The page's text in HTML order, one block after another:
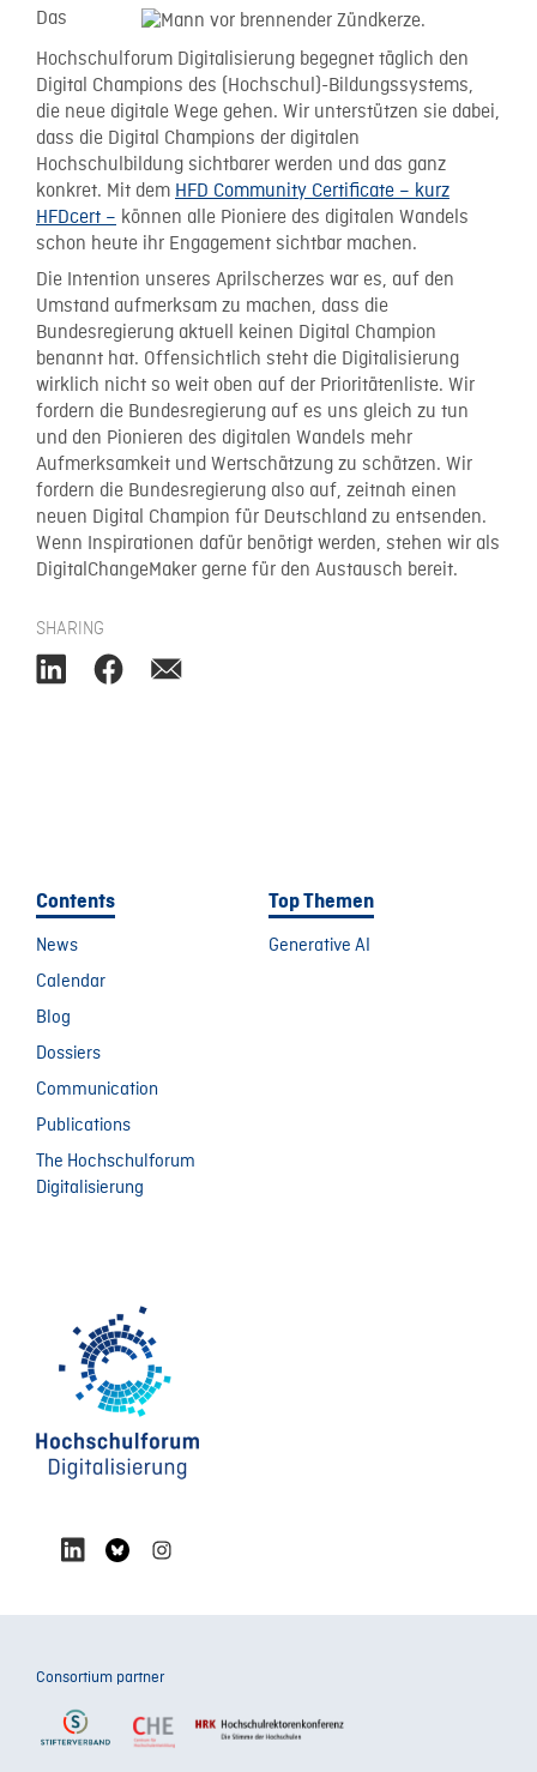
Das
Hochschulforum Digitalisierung begegnet täglich den
Digital Champions des (Hochschul)-Bildungssystems,
die neue digitale Wege gehen. Wir unterstützen sie dabei,
dass die Digital Champions der digitalen
Hochschulbildung sichtbarer werden und das ganz
konkret. Mit dem HFD Community Certificate – kurz
HFDcert – können alle Pioniere des digitalen Wandels
schon heute ihr Engagement sichtbar machen.
Die Intention unseres Aprilscherzes war es, auf den
Umstand aufmerksam zu machen, dass die
Bundesregierung aktuell keinen Digital Champion
benannt hat. Offensichtlich steht die Digitalisierung
wirklich nicht so weit oben auf der Prioritätenliste. Wir
fordern die Bundesregierung auf es uns gleich zu tun
und den Pionieren des digitalen Wandels mehr
Aufmerksamkeit und Wertschätzung zu schätzen. Wir
fordern die Bundesregierung also auf, zeitnah einen
neuen Digital Champion für Deutschland zu entsenden.
Wenn Inspirationen dafür benötigt werden, stehen wir als
DigitalChangeMaker gerne für den Austausch bereit.
SHARING
Contents
News
Calendar
Blog
Dossiers
Communication
Publications
The Hochschulforum
Digitalisierung
Top Themen
Generative AI
Consortium partner